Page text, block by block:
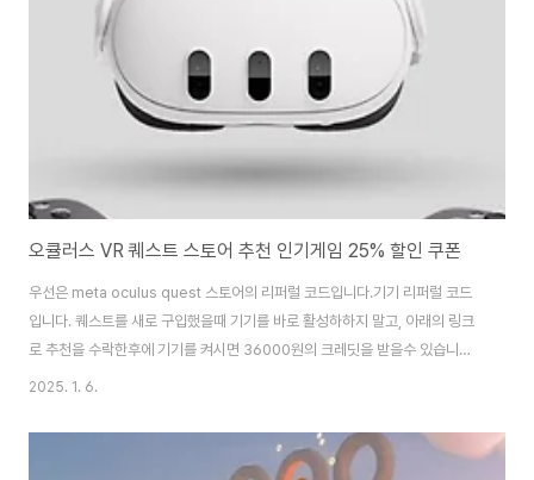
이스는 충전이 되었지만, 이어폰이 충전이 안된 경우라고 합니다.다행히도 수
리비도 한푼 안들고 고쳐서 나왔네..
오큘러스 VR 퀘스트 스토어 추천 인기게임 25% 할인 쿠폰
우선은 meta oculus quest 스토어의 리퍼럴 코드입니다.기기 리퍼럴 코드
입니다. 퀘스트를 새로 구입했을때 기기를 바로 활성하하지 말고, 아래의 링크
로 추천을 수락한후에 기기를 켜시면 36000원의 크레딧을 받을수 있습니
다.https://www.meta.com/referrals/link/danbisw 추천 수락 | Meta
링크입니다.참고로 앱 구매후에 2시간 미만으로 플레이를 하고, 14일이 되지
않았을 경우 Meta Quest 앱에서 설정 -> 구매내역에서 환불요청을 하면 환
2025. 1. 6.